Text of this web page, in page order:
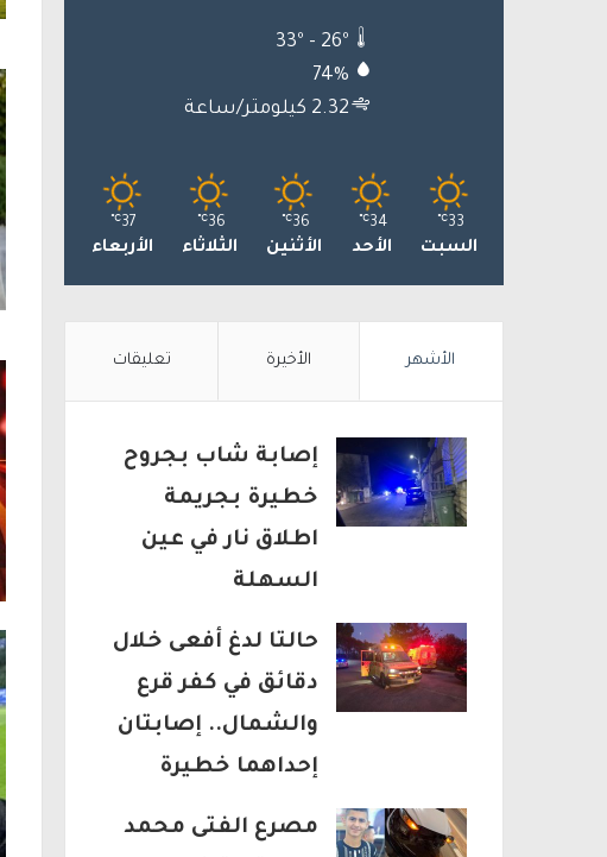
74%
2.32 كيلومتر/ساعة
33
℃
السبت
34
℃
الأحد
36
℃
الأثنين
36
℃
الثلاثاء
37
℃
الأربعاء
الأشهر الأخيرة تعليقات
إصابة شاب بجروح
خطيرة بجريمة
اطلاق نار في عين
السهلة
حالتا لدغ أفعى خلال
دقائق في كفر قرع
والشمال.. إصابتان
إحداهما خطيرة
مصرع الفتى محمد